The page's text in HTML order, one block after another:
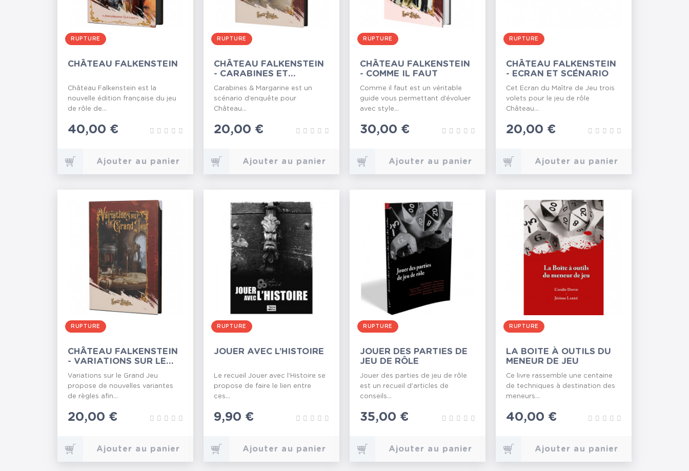
RUPTURE
CHÂTEAU FALKENSTEIN
Château Falkenstein est la
nouvelle édition française du jeu
de rôle de...
Prix
40,00 €
Ajouter au panier
RUPTURE
CHÂTEAU FALKENSTEIN
- CARABINES ET
MARGARINE
Carabines & Margarine est un
scénario d’enquête pour
Château...
Prix
20,00 €
Ajouter au panier
RUPTURE
CHÂTEAU FALKENSTEIN
- COMME IL FAUT
Comme il faut est un véritable
guide vous permettant d’évoluer
avec style...
Prix
30,00 €
Ajouter au panier
RUPTURE
CHÂTEAU FALKENSTEIN
- ECRAN ET SCÉNARIO
Cet Ecran du Maître de Jeu trois
volets pour le jeu de rôle
Château...
Prix
20,00 €
Ajouter au panier
RUPTURE
CHÂTEAU FALKENSTEIN
- VARIATIONS SUR LE
GRAND JEU
Variations sur le Grand Jeu
propose de nouvelles variantes
de règles afin...
Prix
20,00 €
Ajouter au panier
RUPTURE
JOUER AVEC L’HISTOIRE
Le recueil Jouer avec l’Histoire se
propose de faire le lien entre
ces...
Prix
9,90 €
Ajouter au panier
RUPTURE
JOUER DES PARTIES DE
JEU DE RÔLE
Jouer des parties de jeu de rôle
est un recueil d’articles de
conseils...
Prix
35,00 €
Ajouter au panier
RUPTURE
LA BOITE À OUTILS DU
MENEUR DE JEU
Ce livre rassemble une centaine
de techniques à destination des
meneurs...
Prix
40,00 €
Ajouter au panier